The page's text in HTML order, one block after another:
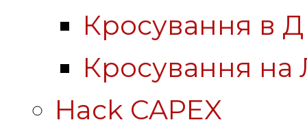
Кросування в
Кросування на
Hack CAPEX